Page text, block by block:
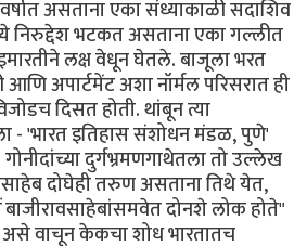
असताना एका संध्याकाळी सदाशिव
निरुद्देश भटकत असताना एका गल्लीत
लक्ष वेधून घेतले. बाजूला भरत
अपार्टमेंट अशा नॉर्मल परिसरात ही
दिसत होती. थांबून त्या
- 'भारत इतिहास संशोधन मंडळ, पुणे'
दुर्गभ्रमणगाथेतला तो उल्लेख
दोघेही तरुण असताना तिथे येत,
बाजीरावसाहेबांसमवेत दोनशे लोक होते"
वाचून केकचा शोध भारतातच